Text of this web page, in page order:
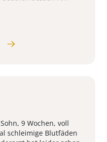
9 Wochen, voll
schleimige Blutfäden